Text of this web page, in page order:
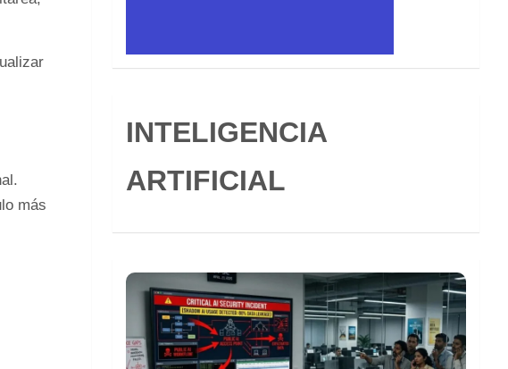
más
INTELIGENCIA
ARTIFICIAL